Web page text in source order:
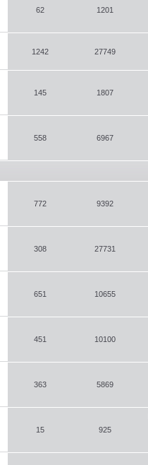
62 1201
1242 27749
145 1807
558 6967
772 9392
308 27731
651 10655
451 10100
363 5869
15 925